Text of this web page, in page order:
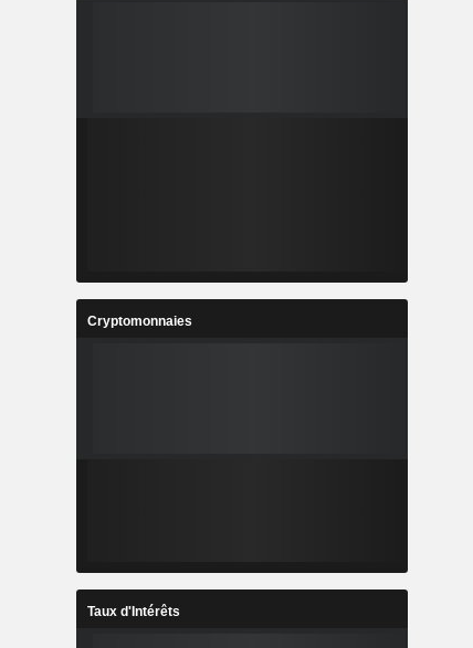
Cryptomonnaies
Taux d'Intérêts